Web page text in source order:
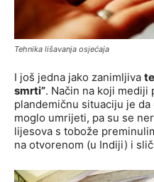
Tehnika lišavanja osjećaja
I još jedna jako zanimljiva
smrti”. Način na koji mediji
plandemičnu situaciju je
moglo umrijeti, pa su se
lijesova s tobože
na otvorenom (u Indiji) i